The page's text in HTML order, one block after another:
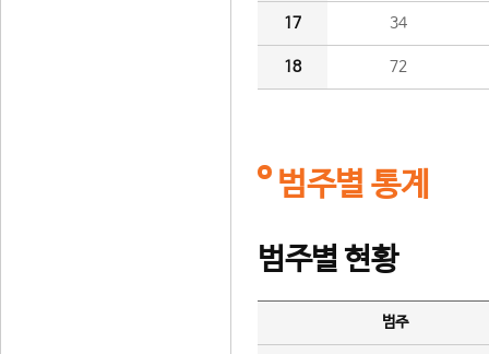
17 34
18 72
범주별 통계
범주별 현황
범주